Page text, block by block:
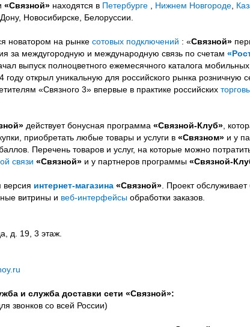
«Связной» находятся в Петербурге Нижнем Новгороде
Новосибирске, Белоруссии.
новатором на рынке сотовых подключений : «Связной»
за междугородную и международную связь по счетам
выпуск полноцветного ежемесячного каталога
открыл уникальную для российского рынка розничную
«Связного 3» впервые в практике российских
действует бонусная программа «Связной-Клуб» ,
приобретать любые товары и услуги в «Связном» и у
Перечень товаров и услуг, на которые можно
связи «Связной» и у партнеров программы «Связной-
версия интернет-магазина «Связной» . Проект
витрины и веб-интерфейсы обработки заказов.
д. 19, 3 этаж.
и служба доставки сети «Связной»:
звонков со всей России)